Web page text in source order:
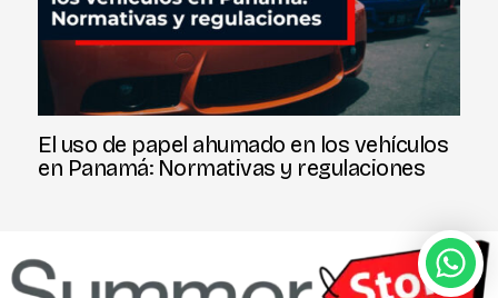
El uso de papel ahumado en los vehículos
en Panamá: Normativas y regulaciones